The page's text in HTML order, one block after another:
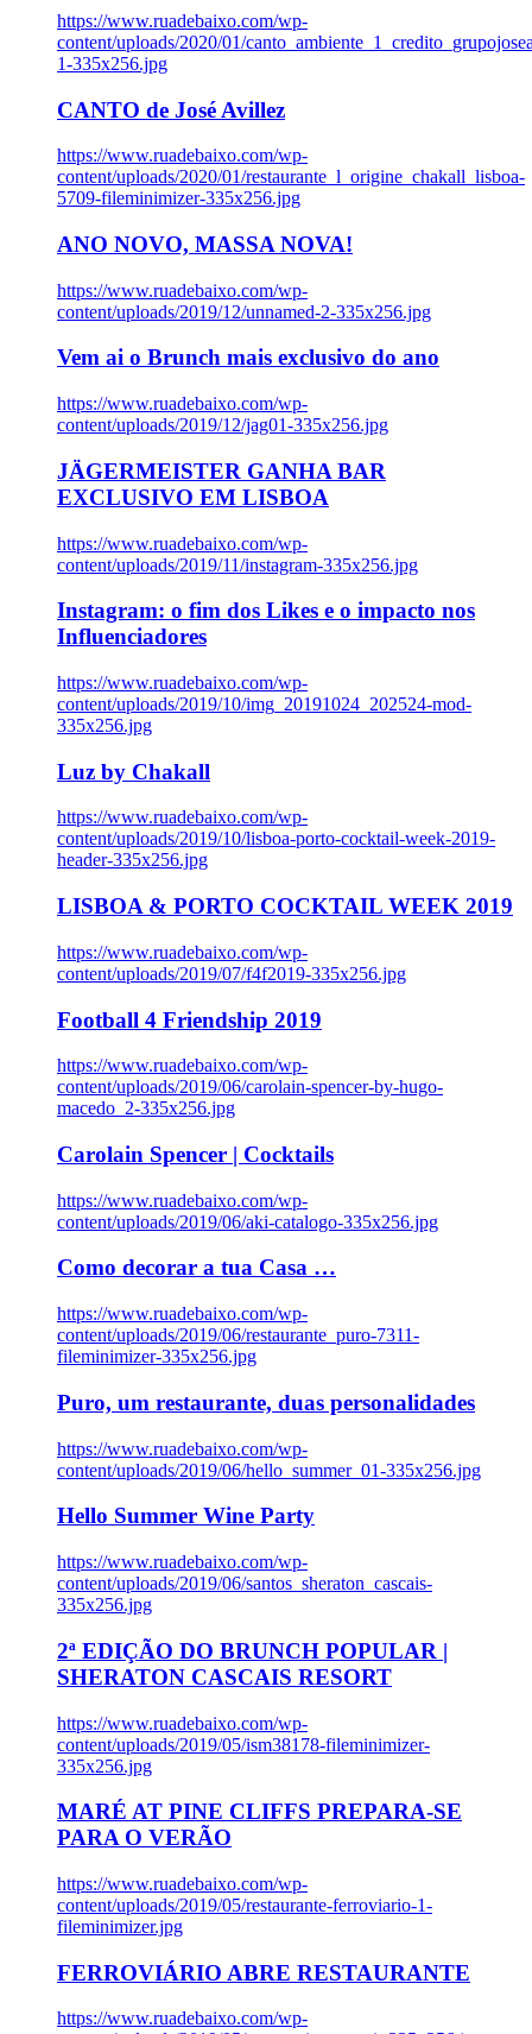
https://www.ruadebaixo.com/wp-
content/uploads/2020/01/
1-335x256.jpg
CANTO de José Avillez
https://www.ruadebaixo.com/wp-
content/uploads/2020/01/restaurante_l_origine_chakall_lisboa-
5709-fileminimizer-335x256.jpg
ANO NOVO, MASSA NOVA!
https://www.ruadebaixo.com/wp-
content/uploads/2019/12/unnamed-2-335x256.jpg
Vem ai o Brunch mais exclusivo do ano
https://www.ruadebaixo.com/wp-
content/uploads/2019/12/jag01-335x256.jpg
JÄGERMEISTER GANHA BAR
EXCLUSIVO EM LISBOA
https://www.ruadebaixo.com/wp-
content/uploads/2019/11/instagram-335x256.jpg
Instagram: o fim dos Likes e o impacto nos
Influenciadores
https://www.ruadebaixo.com/wp-
content/uploads/2019/10/img_20191024_202524-mod-
335x256.jpg
Luz by Chakall
https://www.ruadebaixo.com/wp-
content/uploads/2019/10/lisboa-porto-cocktail-week-2019-
header-335x256.jpg
LISBOA & PORTO COCKTAIL WEEK 2019
https://www.ruadebaixo.com/wp-
content/uploads/2019/07/f4f2019-335x256.jpg
Football 4 Friendship 2019
https://www.ruadebaixo.com/wp-
content/uploads/2019/06/carolain-spencer-by-hugo-
macedo_2-335x256.jpg
Carolain Spencer | Cocktails
https://www.ruadebaixo.com/wp-
content/uploads/2019/06/aki-catalogo-335x256.jpg
Como decorar a tua Casa …
https://www.ruadebaixo.com/wp-
content/uploads/2019/06/restaurante_puro-7311-
fileminimizer-335x256.jpg
Puro, um restaurante, duas personalidades
https://www.ruadebaixo.com/wp-
content/uploads/2019/06/hello_summer_01-335x256.jpg
Hello Summer Wine Party
https://www.ruadebaixo.com/wp-
content/uploads/2019/06/santos_sheraton_cascais-
335x256.jpg
2ª EDIÇÃO DO BRUNCH POPULAR |
SHERATON CASCAIS RESORT
https://www.ruadebaixo.com/wp-
content/uploads/2019/05/ism38178-fileminimizer-
335x256.jpg
MARÉ AT PINE CLIFFS PREPARA-SE
PARA O VERÃO
https://www.ruadebaixo.com/wp-
content/uploads/2019/05/restaurante-ferroviario-1-
fileminimizer.jpg
FERROVIÁRIO ABRE RESTAURANTE
https://www.ruadebaixo.com/wp-